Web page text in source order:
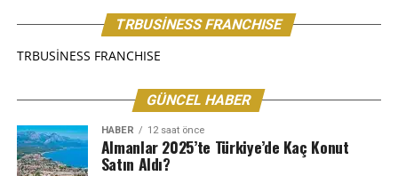
TRBUSİNESS FRANCHISE
TRBUSİNESS FRANCHISE
GÜNCEL HABER
HABER 12 saat önce
Almanlar 2025’te Türkiye’de Kaç Konut
Satın Aldı?